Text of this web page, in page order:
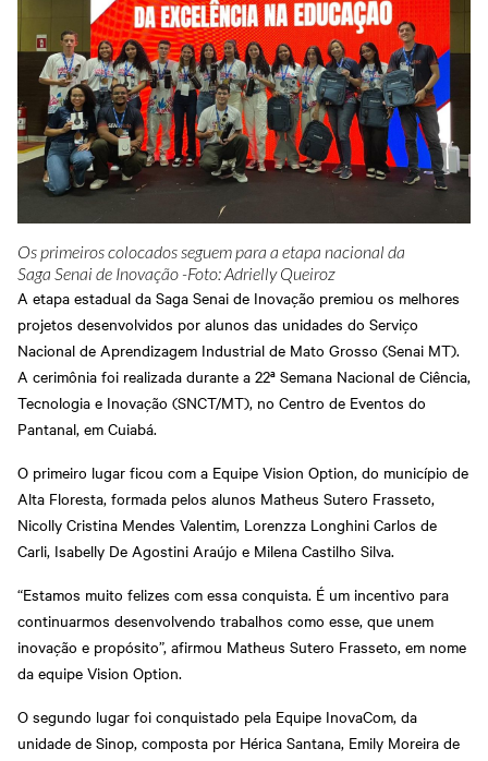
Cadastre-se em nossa
Newsletter
Apoio para startups -
Senai Hub
Ensino Médio Integrado
Sesi Senai
Portal do Docente
Portal do Aluno
Portal do Aluno SENAI
Inspirar Agro
Plataforma Meu Senai
Hub de inovação da
indústria
Parceria Senar x Senai
Centro de Eventos Senai
Cuiabá
Rondonópolis
Sinop
Sorriso
Várzea Grande
Regional
Abrir Solicitação no SAC
Privacidade e Proteção
de Dados
Downloads
Os primeiros colocados seguem para a etapa nacional da
Saga Senai de Inovação -Foto: Adrielly Queiroz
A etapa estadual da Saga Senai de Inovação premiou os melhores
projetos desenvolvidos por alunos das unidades do Serviço
Nacional de Aprendizagem Industrial de Mato Grosso (Senai MT).
A cerimônia foi realizada durante a 22ª Semana Nacional de Ciência,
Tecnologia e Inovação (SNCT/MT), no Centro de Eventos do
Pantanal, em Cuiabá.
O primeiro lugar ficou com a Equipe Vision Option, do município de
Alta Floresta, formada pelos alunos Matheus Sutero Frasseto,
Nicolly Cristina Mendes Valentim, Lorenzza Longhini Carlos de
Carli, Isabelly De Agostini Araújo e Milena Castilho Silva.
“Estamos muito felizes com essa conquista. É um incentivo para
continuarmos desenvolvendo trabalhos como esse, que unem
inovação e propósito”, afirmou Matheus Sutero Frasseto, em nome
da equipe Vision Option.
O segundo lugar foi conquistado pela Equipe InovaCom, da
unidade de Sinop, composta por Hérica Santana, Emily Moreira de